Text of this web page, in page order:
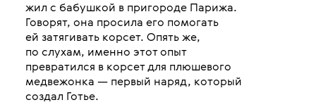
жил с бабушкой в пригороде Парижа.
Говорят, она просила его помогать
ей затягивать корсет. Опять же,
по слухам, именно этот опыт
превратился в корсет для плюшевого
медвежонка — первый наряд, который
создал Готье.